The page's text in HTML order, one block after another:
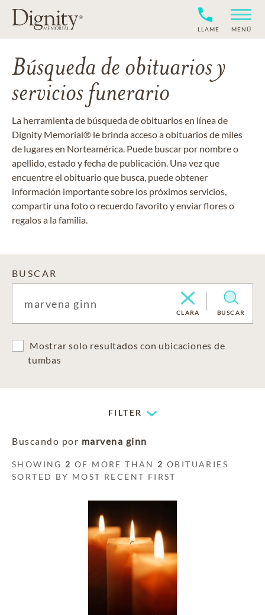
LLAME MENÚ
Búsqueda de obituarios y
servicios funerario
La herramienta de búsqueda de obituarios en línea de
Dignity Memorial® le brinda acceso a obituarios de miles
de lugares en Norteamérica. Puede buscar por nombre o
apellido, estado y fecha de publicación. Una vez que
encuentre el obituario que busca, puede obtener
información importante sobre los próximos servicios,
compartir una foto o recuerdo favorito y enviar flores o
regalos a la familia.
BUSCAR
CLARA BUSCAR
Mostrar solo resultados con ubicaciones de
tumbas
FILTER
Buscando por marvena ginn
SHOWING 2 OF MORE THAN 2 OBITUARIES
SORTED BY MOST RECENT FIRST